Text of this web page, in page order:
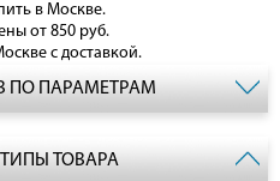
в Москве.
от 850 руб.
с доставкой.
ПО ПАРАМЕТРАМ
ТОВАРА